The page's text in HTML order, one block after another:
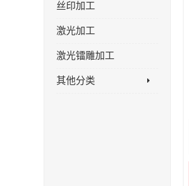
丝印加工
激光加工
激光镭雕加工
其他分类